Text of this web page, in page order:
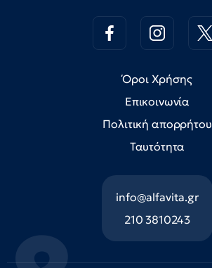
Όροι Χρήσης
Επικοινωνία
Πολιτική απορρήτου
Ταυτότητα
info@alfavita.gr
210 3810243